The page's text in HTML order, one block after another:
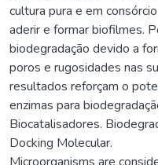
cultura pura e em
aderir e formar biofilmes.
biodegradação devido a
poros e rugosidades nas
resultados reforçam o
enzimas para
Biocatalisadores.
Docking Molecular.